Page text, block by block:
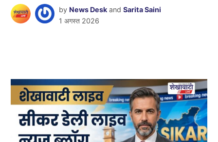
by News Desk andSarita Saini
1 अगस्त 2026